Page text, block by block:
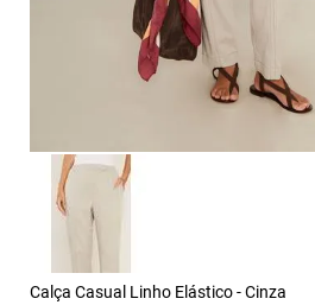
Calça Casual Linho Elástico - Cinza